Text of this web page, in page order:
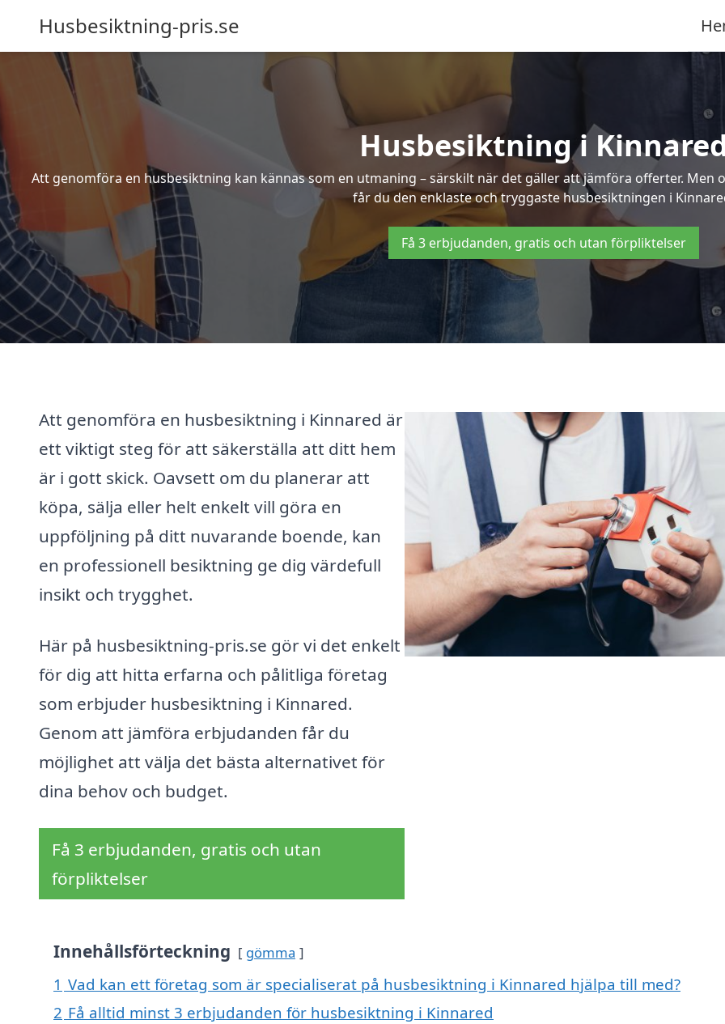
Husbesiktning-pris.se
Husbesiktning i
Att genomföra en husbesiktning kan kännas som en utmaning – särskilt när det gäller att jämföra offerter.
får du den enklaste och tryggaste husbesiktningen i
Få 3 erbjudanden, gratis och utan förpliktelser
Att genomföra en husbesiktning i Kinnared är
ett viktigt steg för att säkerställa att ditt hem
är i gott skick. Oavsett om du planerar att
köpa, sälja eller helt enkelt vill göra en
uppföljning på ditt nuvarande boende, kan
en professionell besiktning ge dig värdefull
insikt och trygghet.
Här på husbesiktning-pris.se gör vi det enkelt
för dig att hitta erfarna och pålitliga företag
som erbjuder husbesiktning i Kinnared.
Genom att jämföra erbjudanden får du
möjlighet att välja det bästa alternativet för
dina behov och budget.
Få 3 erbjudanden, gratis och utan
förpliktelser
Innehållsförteckning gömma
1 Vad kan ett företag som är specialiserat på husbesiktning i Kinnared hjälpa till med?
2 Få alltid minst 3 erbjudanden för husbesiktning i Kinnared